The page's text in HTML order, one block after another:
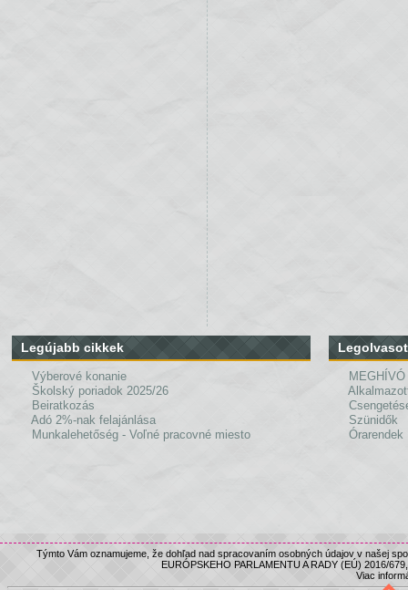
Legújabb cikkek
Výberové konanie
Školský poriadok 2025/26
Beiratkozás
Adó 2%-nak felajánlása
Munkalehetőség - Voľné pracovné miesto
MEGHÍVÓ
Szünidők
Órarendek
Týmto Vám oznamujeme, že dohľad nad spracovaním osobných údajov v našej
EURÓPSKEHO PARLAMENTU A RADY (EÚ) 2016/
Viac